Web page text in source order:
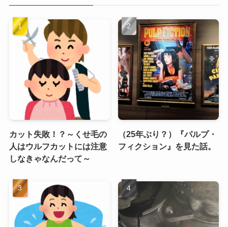
カット失敗！？～くせ毛の
人はウルフカットには注意
しなきゃなんだって～
（25年ぶり？）『パルプ・
フィクション』を見た話。